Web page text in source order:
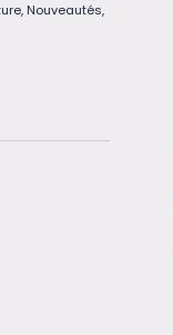
, Nouveautés,